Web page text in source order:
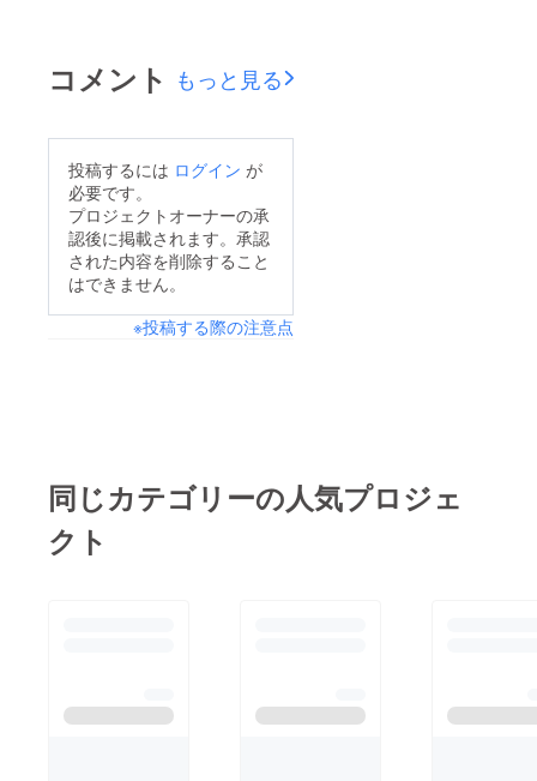
コメント もっと見る
投稿するには ログイン が
必要です。
プロジェクトオーナーの承
認後に掲載されます。承認
された内容を削除すること
はできません。
※投稿する際の注意点
同じカテゴリーの人気プロジェ
クト